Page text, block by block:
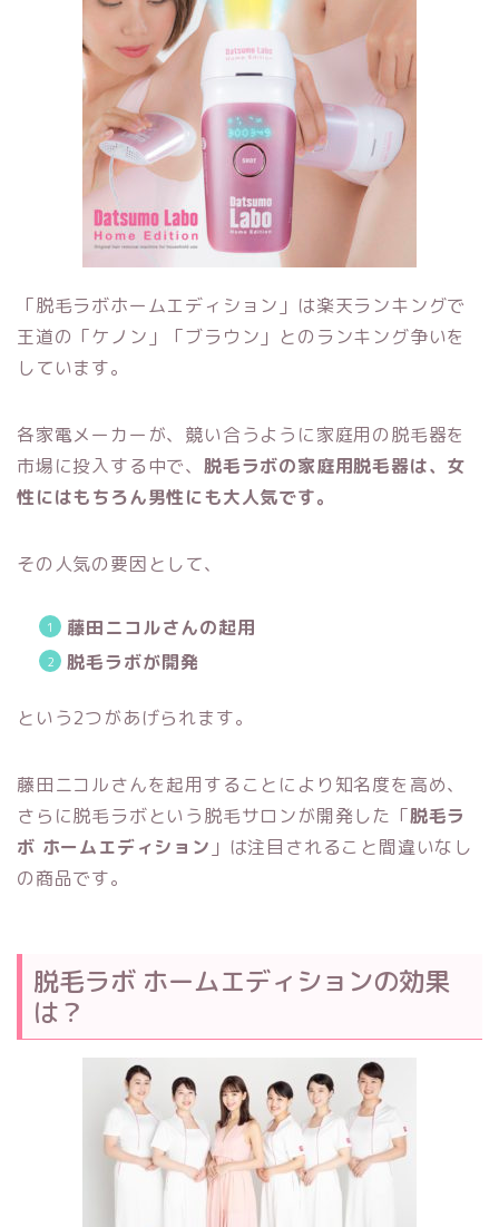
「脱毛ラボホームエディション」は楽天ランキングで
王道の「ケノン」「ブラウン」とのランキング争いを
しています。
各家電メーカーが、競い合うように家庭用の脱毛器を
市場に投入する中で、 脱毛ラボの家庭用脱毛器は、女
性にはもちろん男性にも大人気です。
その人気の要因として、
藤田ニコルさんの起用
脱毛ラボが開発
という2つがあげられます。
藤田ニコルさんを起用することにより知名度を高め、
さらに脱毛ラボという脱毛サロンが開発した「脱毛ラ
ボ ホームエディション 」は注目されること間違いなし
の商品です。
脱毛ラボ ホームエディションの効果
は？